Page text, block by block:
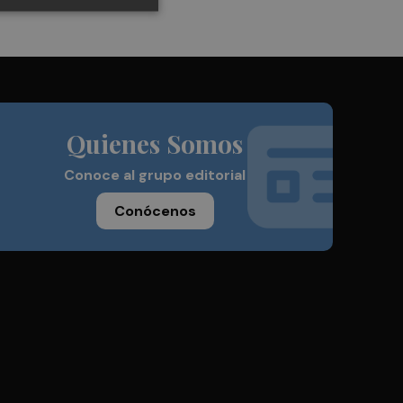
Quienes Somos
Conoce al grupo editorial
Conócenos